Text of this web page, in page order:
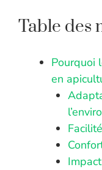
Table des
Pourquoi
en